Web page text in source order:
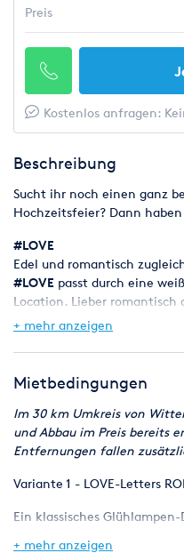
Preis
Kostenlos anfragen:
Beschreibung
Sucht ihr noch einen ganz
Hochzeitsfeier? Dann
#LOVE
Edel und romantisch
#LOVE passt durch eine
Location. Lieber romantisch
Lieblingsvariante einfach
im Innenbereich, als auch
und vielseitig zugleich
Fotomotiv oder
+ mehr anzeigen
Mietbedingungen
Im 30 km Umkreis von
und Abbau im Preis bereits
Entfernungen fallen
Variante 1 - LOVE-Letters
Ein klassisches
+ mehr anzeigen